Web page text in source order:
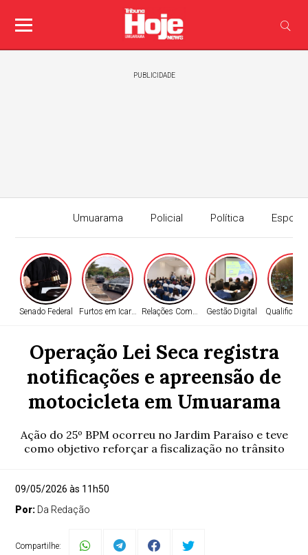
PUBLICIDADE
Umuarama Policial Política
Edição
Senado Federal Furtos em IcaraímaRelações ComerciaisGestão Digital
Operação Lei Seca registra
notificações e apreensão de
motocicleta em Umuarama
Ação do 25º BPM ocorreu no Jardim Paraíso e teve
como objetivo reforçar a fiscalização no trânsito
09/05/2026 às 11h50
Por: Da Redação
Compartilhe: